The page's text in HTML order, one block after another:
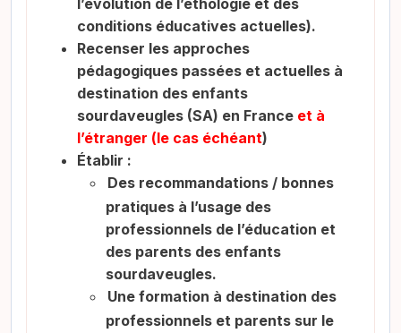
l’évolution de l’éthologie et des
conditions éducatives actuelles).
Recenser les approches
pédagogiques passées et actuelles à
destination des enfants
sourdaveugles (SA) en France et à
l’étranger (le cas échéant)
Établir :
Des recommandations / bonnes
pratiques à l’usage des
professionnels de l’éducation et
des parents des enfants
sourdaveugles.
Une formation à destination des
professionnels et parents sur le